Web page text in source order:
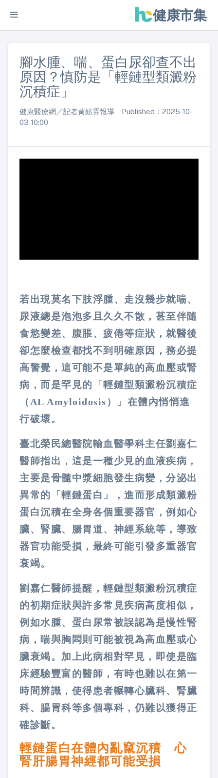
健康市集
腳水腫、喘、蛋白尿卻查不出
原因？慎防是「輕鏈型類澱粉
沉積症」
健康醫療網／記者黃嫊雰報導 Published：2025-10-
03 10:00
若出現莫名下肢浮腫、走沒幾步就喘、
尿液總是泡泡多且久久不散，甚至伴隨
食慾變差、腹脹、疲倦等症狀，就醫後
卻怎麼檢查都找不到明確原因，務必提
高警覺，這可能不是單純的高血壓或腎
病，而是罕見的「輕鏈型類澱粉沉積症
（AL Amyloidosis）」在體內悄悄進
行破壞。
臺北榮民總醫院輸血醫學科主任劉嘉仁
醫師指出，這是一種少見的血液疾病，
主要是骨髓中漿細胞發生病變，分泌出
異常的「輕鏈蛋白」，進而形成類澱粉
蛋白沉積在全身各個重要器官，例如心
臟、腎臟、腸胃道、神經系統等，導致
器官功能受損，最終可能引發多重器官
衰竭。
劉嘉仁醫師提醒，輕鏈型類澱粉沉積症
的初期症狀與許多常見疾病高度相似，
例如水腫、蛋白尿常被誤認為是慢性腎
病，喘與胸悶則可能被視為高血壓或心
臟衰竭。加上此病相對罕見，即使是臨
床經驗豐富的醫師，有時也難以在第一
時間辨識，使得患者輾轉心臟科、腎臟
科、腸胃科等多個專科，仍難以獲得正
確診斷。
輕鏈蛋白在體內亂竄沉積 心
腎肝腸胃神經都可能受損